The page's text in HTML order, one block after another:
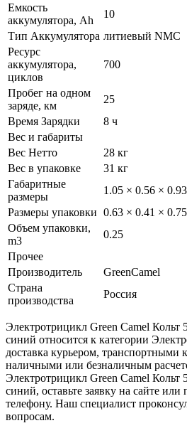
Емкость
аккумулятора, Ah
10
Тип Аккумулятора литиевый NMC
Ресурс
аккумулятора,
циклов
700
Пробег на одном
заряде, км
25
Время Зарядки
8 ч
Вес и габариты
Вес Нетто
28 кг
Вес в упаковке
31 кг
Габаритные
размеры
1.05 × 0.56 ×
Размеры упаковки 0.63 × 0.41 ×
Объем упаковки,
m3
0.25
Прочее
Производитель
GreenCamel
Страна
производства
Россия
Электротрицикл Green Camel
синий относится к категории
доставка курьером, транспортными
наличными или безналичным
Электротрицикл Green Camel
синий, оставьте заявку на сайте
телефону. Наш специалист
вопросам.